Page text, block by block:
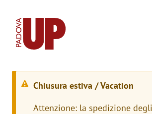
W
Chiusura estiva / Vacation
Attenzione: la spedizione